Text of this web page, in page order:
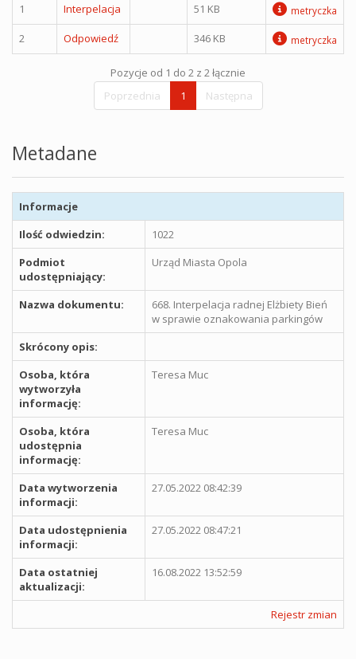
1 Interpelacja 51 KB metryczka
2 Odpowiedź 346 KB metryczka
Pozycje od 1 do 2 z 2 łącznie
Poprzednia
1 Następna
Metadane
Informacje
Ilość odwiedzin:
1022
Podmiot
udostępniający:
Urząd Miasta Opola
Nazwa dokumentu:
668. Interpelacja radnej Elżbiety Bień
w sprawie oznakowania parkingów
Skrócony opis:
Osoba, która
wytworzyła
informację:
Teresa Muc
Osoba, która
udostępnia
informację:
Teresa Muc
Data wytworzenia
informacji:
27.05.2022 08:42:39
Data udostępnienia
informacji:
27.05.2022 08:47:21
Data ostatniej
aktualizacji:
16.08.2022 13:52:59
Rejestr zmian